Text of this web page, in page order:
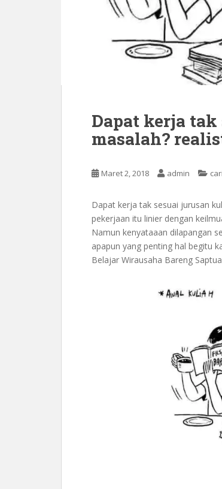
Dapat kerja
masalah?
Maret 2, 2018 admin
Dapat kerja tak sesuai jurusan
pekerjaan itu linier dengan
Namun kenyataaan dilapangan
apapun yang penting hal begitu
‎Belajar Wirausaha Bareng